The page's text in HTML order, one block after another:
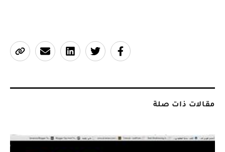
مقالات ذات صلة